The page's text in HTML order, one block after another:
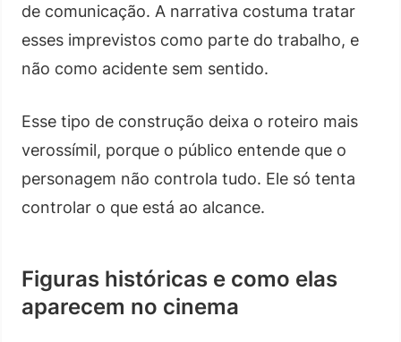
de comunicação. A narrativa costuma tratar
esses imprevistos como parte do trabalho, e
não como acidente sem sentido.
Esse tipo de construção deixa o roteiro mais
verossímil, porque o público entende que o
personagem não controla tudo. Ele só tenta
controlar o que está ao alcance.
Figuras históricas e como elas
aparecem no cinema